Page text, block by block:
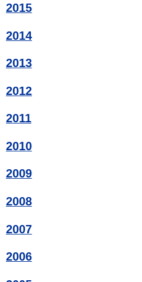
2015
2014
2013
2012
2011
2010
2009
2008
2007
2006